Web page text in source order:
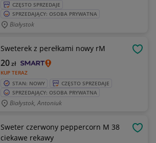
CZĘSTO SPRZEDAJE
SPRZEDAJĄCY: OSOBA PRYWATNA
Białystok
Sweterek z perełkami nowy rM
KUP TERAZ
20zł
STAN: NOWY
CZĘSTO SPRZEDAJE
SPRZEDAJĄCY: OSOBA PRYWATNA
Białystok, Antoniuk
Sweter czerwony peppercorn M 38
ciekawe rekawy